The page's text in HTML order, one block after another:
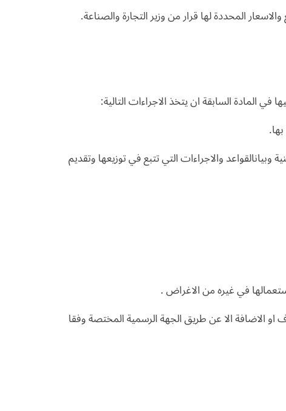
المحددة لها قرار من وزير التجارة والصناعة.
المادة السابقة ان يتخذ الاجراءات التالية:
وبيانالقواعد والاجراءات التي تتبع في توزيعها وتقديم
في غيره من الاغراض .
او الاضافة الا عن طريق الجهة الرسمية المختصة وفقا